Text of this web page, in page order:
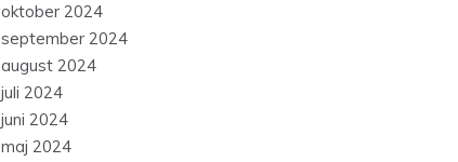
oktober 2024
september 2024
august 2024
juli 2024
juni 2024
maj 2024